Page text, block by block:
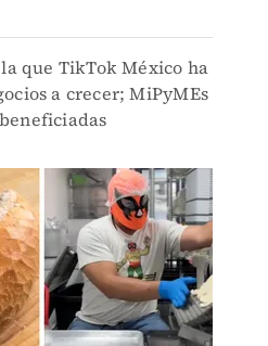
que TikTok México ha
a crecer; MiPyMEs